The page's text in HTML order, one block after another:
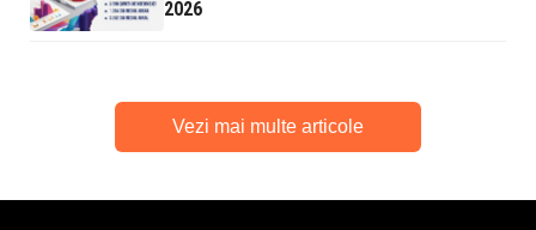
2026
Vezi mai multe articole